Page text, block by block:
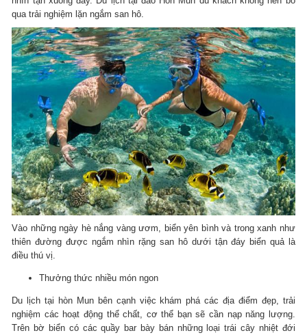
qua trải nghiệm lặn ngắm san hô.
Vào những ngày hè nắng vàng ươm, biển yên bình và trong xanh như
thiên đường được ngắm nhìn rặng san hô dưới tận đáy biển quả là
điều thú vị.
Thưởng thức nhiều món ngon
Du lịch tại hòn Mun bên cạnh việc khám phá các địa điểm đẹp, trải
nghiệm các hoạt động thể chất, cơ thể bạn sẽ cần nạp năng lượng.
Trên bờ biển có các quầy bar bày bán những loại trái cây nhiệt đới